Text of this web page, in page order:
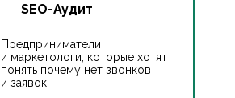
SEO-Аудит
Предприниматели
и маркетологи, которые хотят
понять почему нет звонков
и заявок